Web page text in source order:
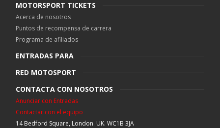
MOTORSPORT TICKETS
Acerca de nosotros
Puntos de recompensa de carrera
Programa de afiliados
ENTRADAS PARA
RED MOTOSPORT
CONTACTA CON NOSOTROS
Anunciar con Entradas
Contactar con el equipo
14 Bedford Square, London. UK. WC1B 3JA